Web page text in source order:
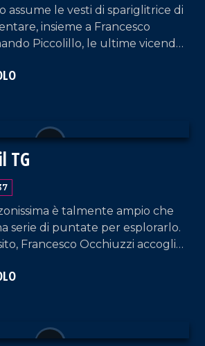
assume le vesti di spariglitrice di
insieme a Francesco
Piccolillo, le ultime vicende
TG
è talmente ampio che
serie di puntate per esplorarlo.
Francesco Occhiuzzi accoglie
intervista a